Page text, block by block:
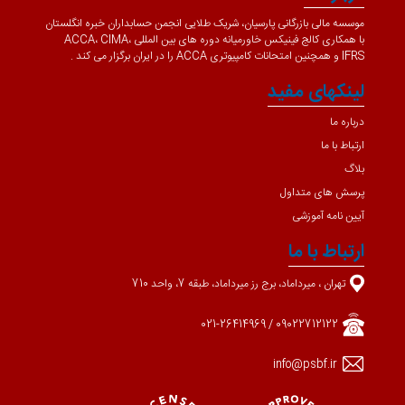
موسسه مالی بازرگانی پارسیان، شریک طلایی انجمن حسابداران خبره انگلستان
با همکاری کالج فینیکس خاورمیانه دوره های بین المللی ACCA، CIMA،
IFRS و همچنین امتحانات کامپیوتری ACCA را در ایران برگزار می کند .
لینکهای مفید
درباره ما
ارتباط با ما
بلاگ
پرسش های متداول
آیین نامه آموزشی
ارتباط با ما
تهران ، میرداماد، برج رز میرداماد، طبقه 7، واحد 710
09022712122 / 021-26414969
info@psbf.ir